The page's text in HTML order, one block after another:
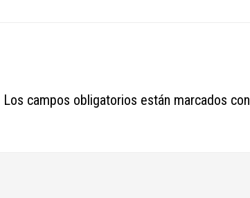
Los campos obligatorios están marcados con